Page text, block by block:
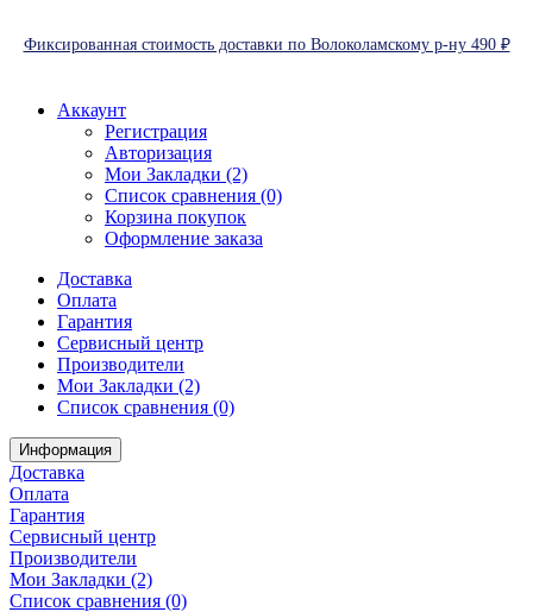
Фиксированная стоимость доставки по Волоколамскому р-ну 490 ₽
Аккаунт
Регистрация
Авторизация
Мои Закладки (2)
Список сравнения (0)
Корзина покупок
Оформление заказа
Доставка
Оплата
Гарантия
Сервисный центр
Производители
Мои Закладки (2)
Список сравнения (0)
Информация
Доставка
Оплата
Гарантия
Сервисный центр
Производители
Мои Закладки (2)
Список сравнения (0)